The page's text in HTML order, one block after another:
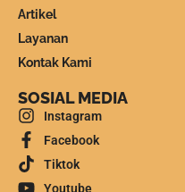
Artikel
Layanan
Kontak Kami
SOSIAL MEDIA
Instagram
Facebook
Tiktok
Youtube